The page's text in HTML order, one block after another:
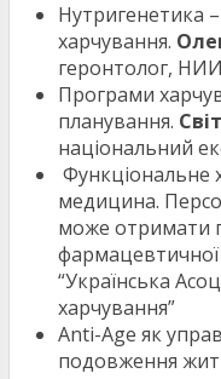
Нутригенетика
харчування.
геронтолог,
Програми
планування.
національний
Функціональне
медицина.
може отримати
фармацевтичної
“Українська
харчування”
Anti-Age як
подовження